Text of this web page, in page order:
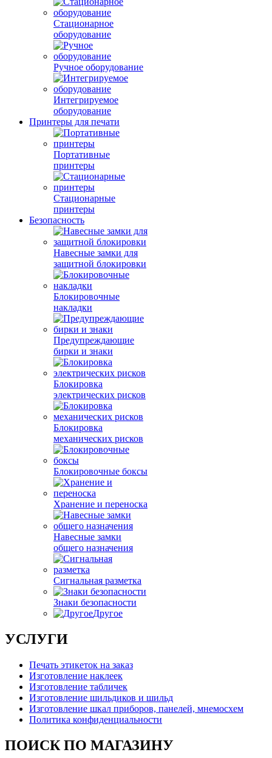
Стационарное
оборудование
Ручное оборудование
Интегрируемое
оборудование
Принтеры для печати
Портативные
принтеры
Стационарные
принтеры
Безопасность
Навесные замки для
защитной блокировки
Блокировочные
накладки
Предупреждающие
бирки и знаки
Блокировка
электрических рисков
Блокировка
механических рисков
Блокировочные боксы
Хранение и переноска
Навесные замки
общего назначения
Сигнальная разметка
Знаки безопасности
Другое
УСЛУГИ
Печать этикеток на заказ
Изготовление наклеек
Изготовление табличек
Изготовление шильдиков и шильд
Изготовление шкал приборов, панелей, мнемосхем
Политика конфиденциальности
ПОИСК ПО МАГАЗИНУ